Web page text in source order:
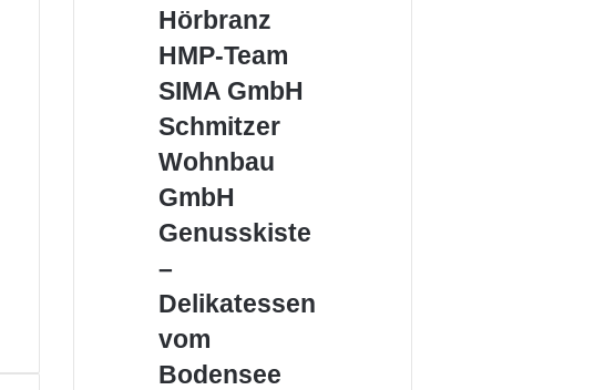
Hörbranz
HMP-
HMP-Team
SIMA
SIMA GmbH
Schmitzer
GmbH
Schmitzer
Wohnbau
GmbH
Genusskiste
Delikatessen
vom
Genusskiste
–
Delikatessen
vom
Bodensee